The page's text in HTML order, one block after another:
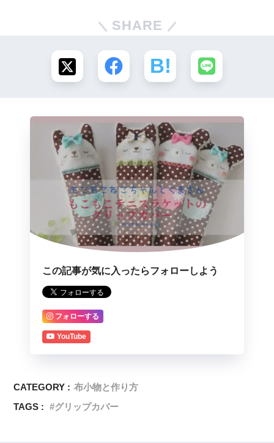
SHARE
この記事が気に入ったらフォローしよう
フォローする
YouTube
CATEGORY : 布小物と作り方
TAGS :
グリップカバー